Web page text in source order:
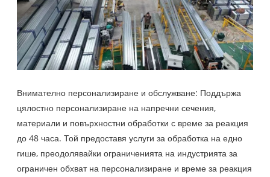
Внимателно персонализиране и обслужване: Поддържа
цялостно персонализиране на напречни сечения,
материали и повърхностни обработки с време за реакция
до 48 часа. Той предоставя услуги за обработка на едно
гише, преодолявайки ограниченията на индустрията за
ограничен обхват на персонализиране и време за реакция